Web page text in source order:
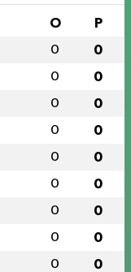
O P
0 0
0 0
0 0
0 0
0 0
0 0
0 0
0 0
0 0